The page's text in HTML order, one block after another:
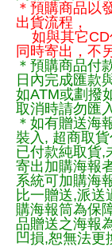
＊預購商品以
出貨流程，
如與其它CD
同時寄出，不
＊預購商品付
日內完成匯款
如ATM或劃撥
取消時請勿匯
＊如有贈送海
裝入, 超商取
已付款純取貨,
寄出加購海報
系統可加購海
比一贈送,派送
購海報筒為保
品贈送之海報
凹損,恕無法更